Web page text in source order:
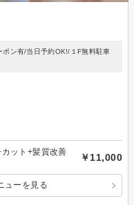
ポン有/当日予約OK!/１F無料駐車
カット+髪質改善
￥11,000
ューを見る